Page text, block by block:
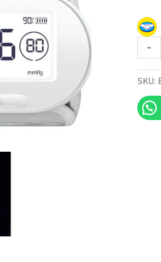
-
SKU: